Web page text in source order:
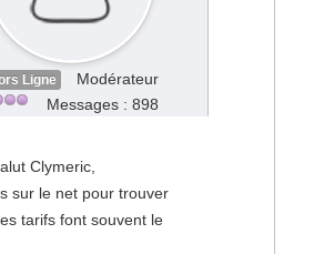
Ligne
Modérateur
Messages : 898
Clymeric,
sur le net pour trouver
tarifs font souvent le